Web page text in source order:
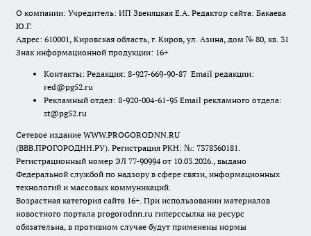
О компании: Учредитель: ИП Звеняцкая Е.А. Редактор сайта: Бакаева
Ю.Г.
Адрес: 610001, Кировская область, г. Киров, ул. Азина, дом № 80, кв. 31
Знак информационной продукции: 16+
Контакты: Редакция: 8-927-669-90-87 Email редакции:
red@pg52.ru
Рекламный отдел: 8-920-004-61-95 Email рекламного отдела:
st@pg52.ru
Сетевое издание WWW.PROGORODNN.RU
(ВВВ.ПРОГОРОДНН.РУ). Регистрация РКН: №: 7378360181.
Регистрационный номер ЭЛ 77-90994 от 10.03.2026., выдано
Федеральной службой по надзору в сфере связи, информационных
технологий и массовых коммуникаций.
Возрастная категория сайта 16+. При использовании материалов
новостного портала progorodnn.ru гиперссылка на ресурс
обязательна, в противном случае будут применены нормы